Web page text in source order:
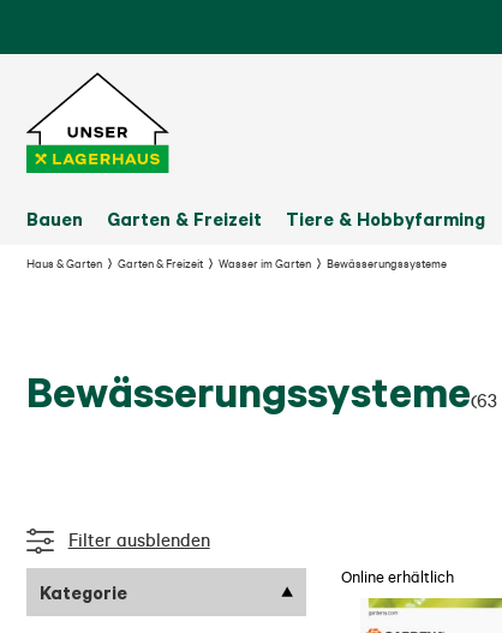
Bauen Garten & Freizeit Tiere & Hobbyfarming
Haus & Garten Garten & Freizeit Wasser im Garten Bewässerungssysteme
Bewässerungssysteme(63
Filter ausblenden
Kategorie
Online erhältlich